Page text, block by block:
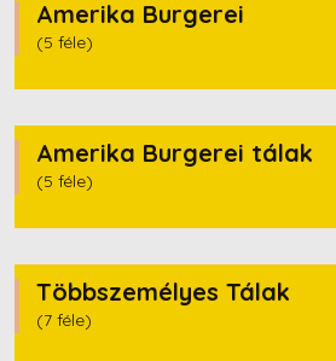
Laktóz
Mustár
Szezámmag
Kén-dioxid
Amerika Burgerei
(5 féle)
Amerika Burgerei tálak
(5 féle)
Többszemélyes Tálak
(7 féle)